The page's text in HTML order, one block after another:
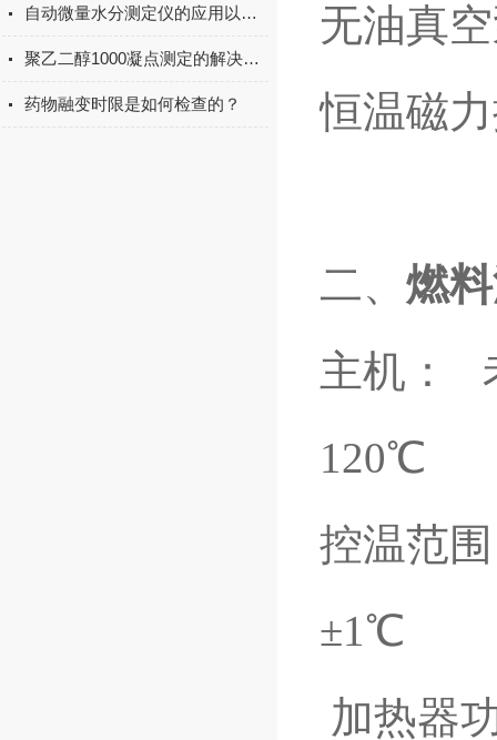
自动微量水分测定仪的应用以及功能特点
聚乙二醇1000凝点测定的解决方案
药物融变时限是如何检查的？
无油真
恒温磁
二、 燃
主机：
120℃
控温范
±1℃
加热器